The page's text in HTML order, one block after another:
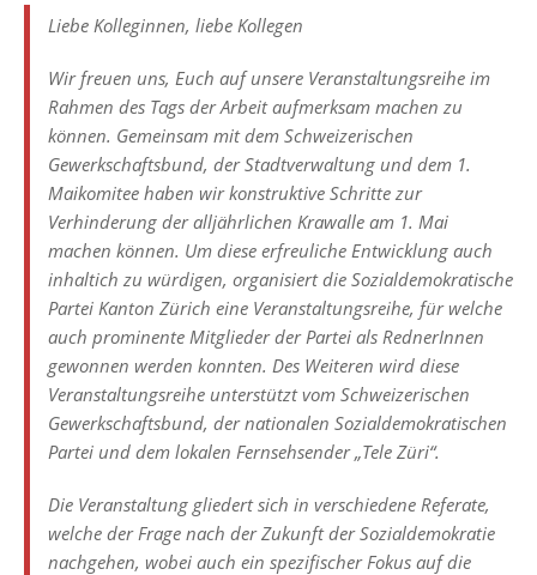
Liebe Kolleginnen, liebe Kollegen
Wir freuen uns, Euch auf unsere Veranstaltungsreihe im
Rahmen des Tags der Arbeit aufmerksam machen zu
können. Gemeinsam mit dem Schweizerischen
Gewerkschaftsbund, der Stadtverwaltung und dem 1.
Maikomitee haben wir konstruktive Schritte zur
Verhinderung der alljährlichen Krawalle am 1. Mai
machen können. Um diese erfreuliche Entwicklung auch
inhaltich zu würdigen, organisiert die Sozialdemokratische
Partei Kanton Zürich eine Veranstaltungsreihe, für welche
auch prominente Mitglieder der Partei als RednerInnen
gewonnen werden konnten. Des Weiteren wird diese
Veranstaltungsreihe unterstützt vom Schweizerischen
Gewerkschaftsbund, der nationalen Sozialdemokratischen
Partei und dem lokalen Fernsehsender „Tele Züri“.
Die Veranstaltung gliedert sich in verschiedene Referate,
welche der Frage nach der Zukunft der Sozialdemokratie
nachgehen, wobei auch ein spezifischer Fokus auf die